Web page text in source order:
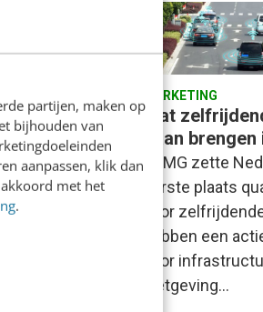
partijen, maken op
bijhouden van
aanpassen, klik dan
akkoord met het
.
naar uit te
naar een
was er al een
MARKETING
Wat
gaan
KPMG zette
eerste plaats
voor
hebben een
voor
wetgeving…